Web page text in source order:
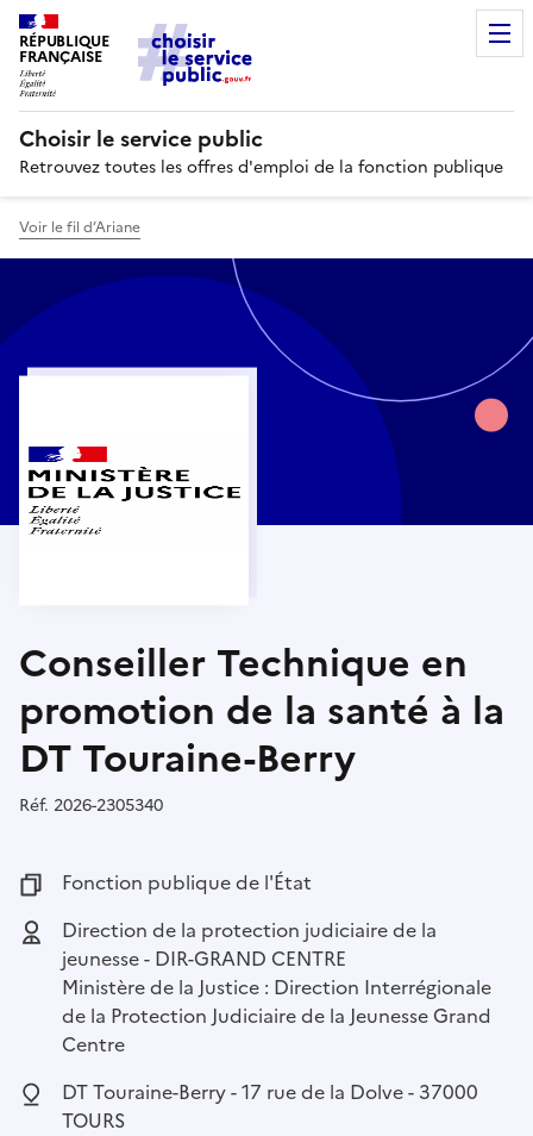
RÉPUBLIQUE
FRANÇAISE
Choisir le service public
Retrouvez toutes les offres d'emploi de la fonction publique
Voir le fil d’Ariane
Conseiller Technique en
promotion de la santé à la
DT Touraine-Berry
Réf. Référence :
2026-2305340
Fonction publique :
Fonction publique de l'État
Employeur :
Direction de la protection judiciaire de la
jeunesse - DIR-GRAND CENTRE
Ministère de la Justice : Direction Interrégionale
de la Protection Judiciaire de la Jeunesse Grand
Centre
Localisation :
DT Touraine-Berry - 17 rue de la Dolve - 37000
TOURS